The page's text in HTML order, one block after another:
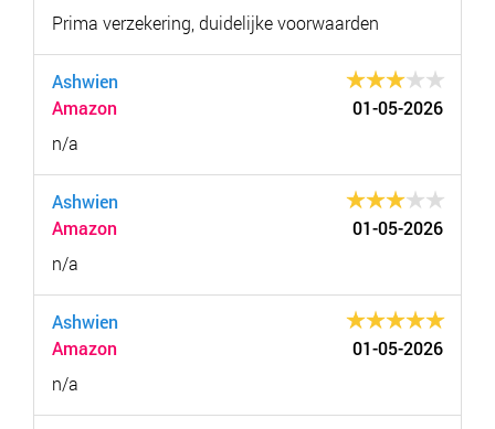
Prima verzekering, duidelijke voorwaarden
Ashwien
Amazon
01-05-2026
n/a
Ashwien
Amazon
01-05-2026
n/a
Ashwien
Amazon
01-05-2026
n/a